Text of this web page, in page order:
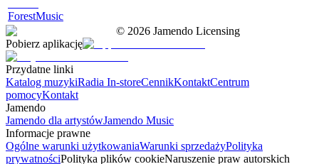
ForestMusic
© 2026 Jamendo Licensing
Pobierz aplikację
Przydatne linki
Katalog muzykiRadia In-storeCennikKontaktCentrum
pomocyKontakt
Jamendo
Jamendo dla artystówJamendo Music
Informacje prawne
Ogólne warunki użytkowaniaWarunki sprzedażyPolityka
prywatnościPolityka plików cookieNaruszenie praw autorskich